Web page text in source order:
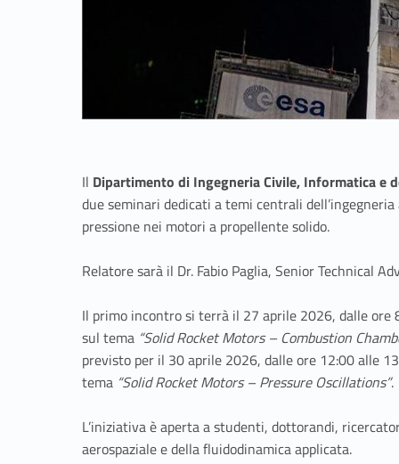
Il Dipartimento di Ingegneria Civile, Informatica e
due seminari dedicati a temi centrali
pressione nei motori a propellente solido.
Relatore sarà il Dr. Fabio Paglia, Senior Technical
Il primo incontro si terrà il 27 aprile 2026, dalle ore
sul tema “Solid Rocket Motors – Combustion
previsto per il 30 aprile 2026, dalle ore 12:00 alle
tema “Solid Rocket Motors – Pressure Oscillations”.
L’iniziativa è aperta a studenti, dottorandi,
aerospaziale e della fluidodinamica applicata.